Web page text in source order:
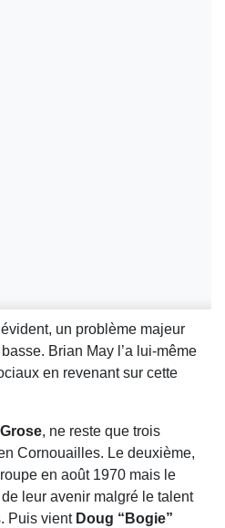
un problème majeur
Brian May l’a lui-même
en revenant sur cette
, ne reste que trois
Cornouailles. Le deuxième,
en août 1970 mais le
leur avenir malgré le talent
Puis vient Doug “Bogie”